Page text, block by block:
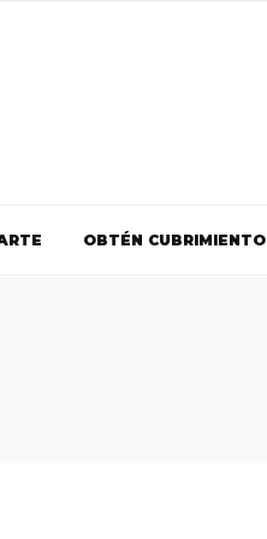
OBTÉN CUBRIMIENTO